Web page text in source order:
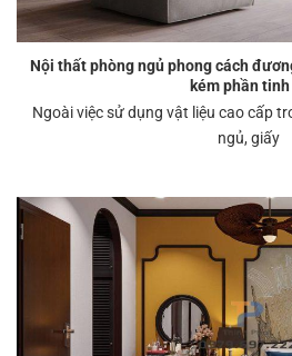
Nội thất phòng ngủ phong cách
kém phần
Ngoài việc sử dụng vật liệu cao cấp
ngủ, giấy